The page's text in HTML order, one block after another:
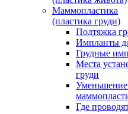
Маммопластика
(пластика груди)
Подтяжка
Импланты
Грудные
Места
груди
Уменьшение
Где